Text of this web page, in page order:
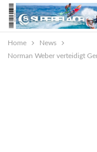
Home
News
Norman Weber verteidigt